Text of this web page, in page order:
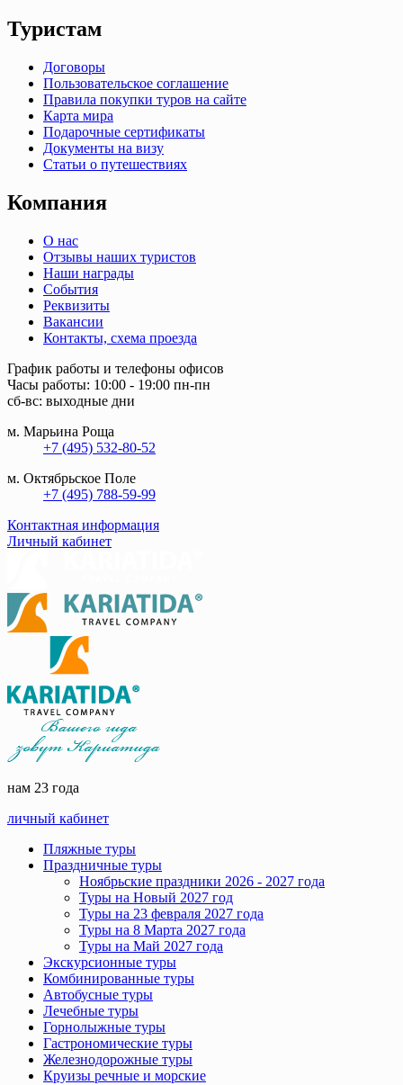
Туристам
Договоры
Пользовательское соглашение
Правила покупки туров на сайте
Карта мира
Подарочные сертификаты
Документы на визу
Статьи о путешествиях
Компания
О нас
Отзывы наших туристов
Наши награды
События
Реквизиты
Вакансии
Контакты, схема проезда
График работы и телефоны офисов
Часы работы: 10:00 - 19:00 пн-пн
сб-вс: выходные дни
м. Марьина Роща
+7 (495) 532-80-52
м. Октябрьское Поле
+7 (495) 788-59-99
Контактная информация
Личный кабинет
нам 23 года
личный кабинет
Пляжные туры
Праздничные туры
Ноябрьские праздники 2026 - 2027 года
Туры на Новый 2027 год
Туры на 23 февраля 2027 года
Туры на 8 Марта 2027 года
Туры на Май 2027 года
Экскурсионные туры
Комбинированные туры
Автобусные туры
Лечебные туры
Горнолыжные туры
Гастрономические туры
Железнодорожные туры
Круизы речные и морские